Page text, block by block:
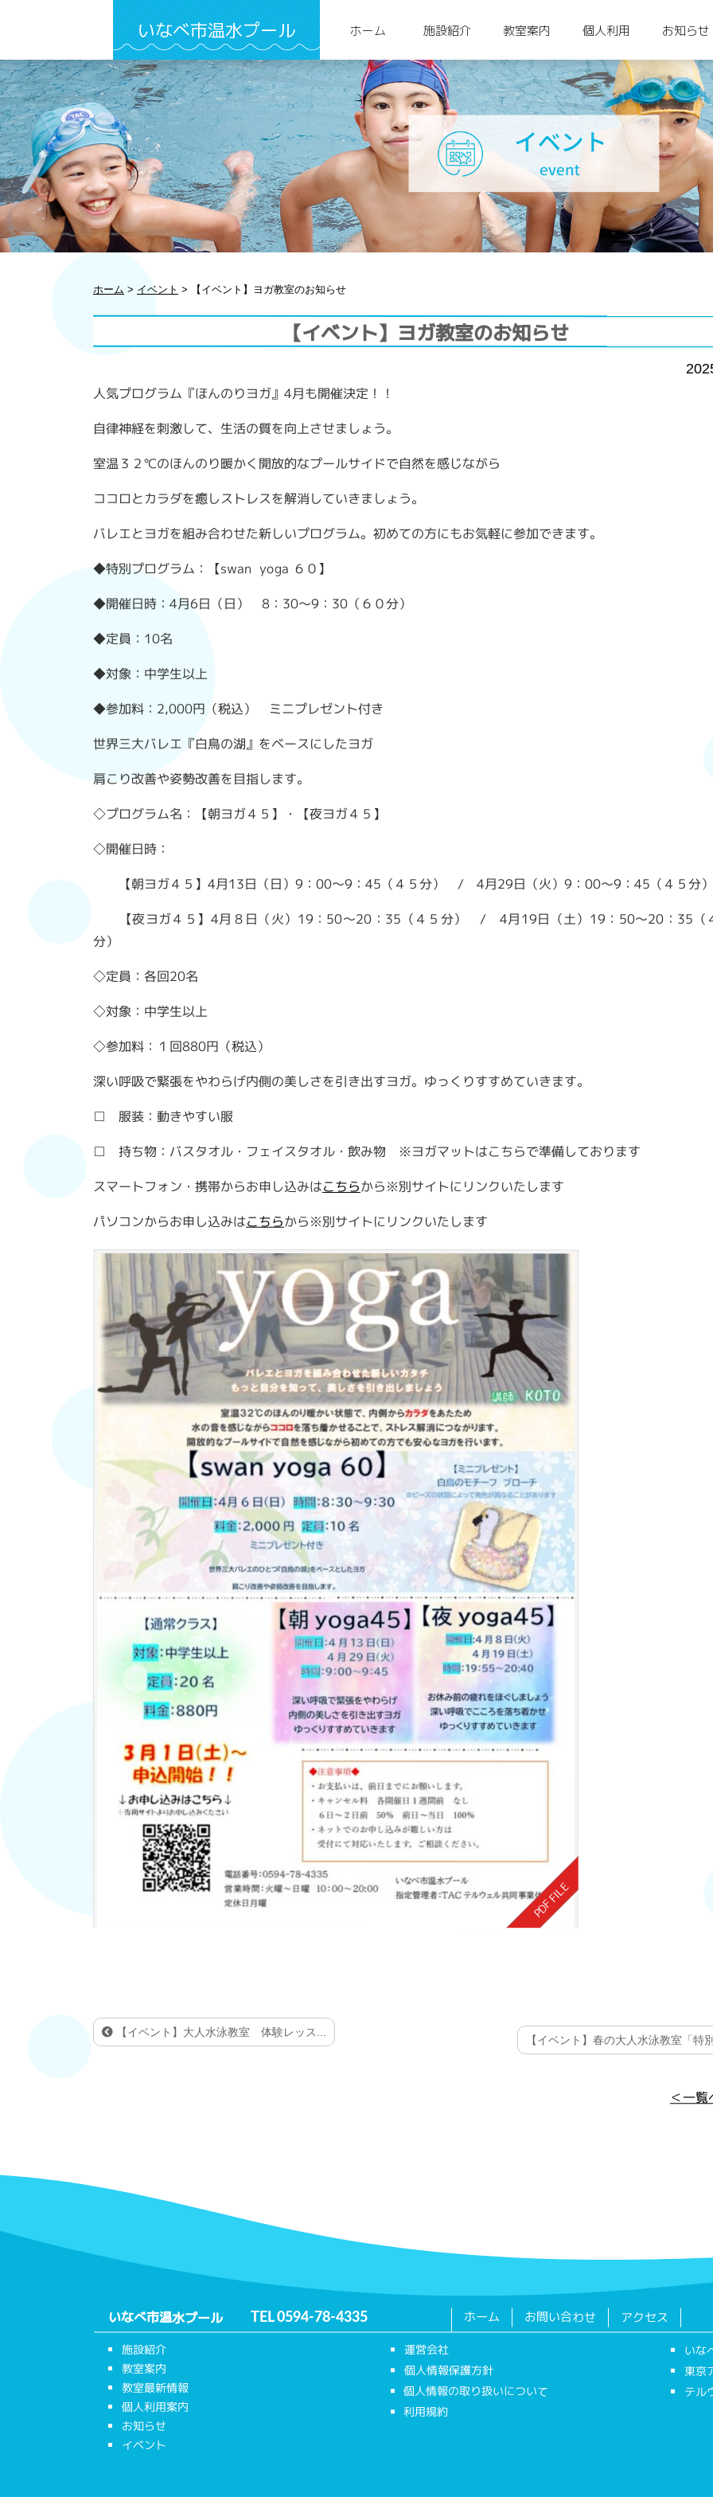
いなべ市温水プール ホーム 施設紹介 教室案内 個人利用 お知らせ
ホーム > イベント > 【イベント】ヨガ教室のお知らせ
【イベント】ヨガ教室のお知らせ
人気プログラム『ほんのりヨガ』4月も開催決定！！
自律神経を刺激して、生活の質を向上させましょう。
室温３２℃のほんのり暖かく開放的なプールサイドで自然を感じながら
ココロとカラダを癒しストレスを解消していきましょう。
バレエとヨガを組み合わせた新しいプログラム。初めての方にもお気軽に参加できます。
◆特別プログラム：【swan yoga ６０】
◆開催日時：4月6日（日） 8：30～9：30（６０分）
◆定員：10名
◆対象：中学生以上
◆参加料：2,000円（税込） ミニプレゼント付き
世界三大バレエ『白鳥の湖』をベースにしたヨガ
肩こり改善や姿勢改善を目指します。
◇プログラム名：【朝ヨガ４５】・【夜ヨガ４５】
◇開催日時：
【朝ヨガ４５】4月13日（日）9：00～9：45（４５分） / 4月29日（火）9：00～9：45（４５分
【夜ヨガ４５】4月８日（火）19：50～20：35（４５分） / 4月19日（土）19：50～20：35（
分）
◇定員：各回20名
◇対象：中学生以上
◇参加料：１回880円（税込）
深い呼吸で緊張をやわらげ内側の美しさを引き出すヨガ。ゆっくりすすめていきます。
□ 服装：動きやすい服
□ 持ち物：バスタオル・フェイスタオル・飲み物 ※ヨガマットはこちらで準備しております
スマートフォン・携帯からお申し込みはこちらから※別サイトにリンクいたします
パソコンからお申し込みはこちらから※別サイトにリンクいたします
【イベント】大人水泳教室 体験レッス...
【イベント】春の大人水泳教室「特
＜一覧
いなべ市温水プール TEL0594-78-4335 ホーム お問い合わせ アクセス
施設紹介
教室案内
教室最新情報
個人利用案内
お知らせ
イベント
運営会社
個人情報保護方針
個人情報の取り扱いについて
利用規約
いな
東京
テル